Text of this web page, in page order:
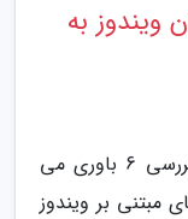
ویندوز به
به گزارش گیگابلاگ، در این مطلب به بررسی 6 باوری می
مبتنی بر ویندوز